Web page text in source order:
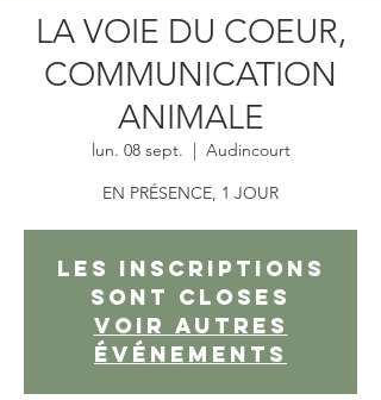
LA VOIE DU COEUR,
COMMUNICATION
ANIMALE
lun. 08 sept.
  |
Audincourt
EN PRÉSENCE, 1 JOUR
Les inscriptions
sont closes
Voir autres
événements